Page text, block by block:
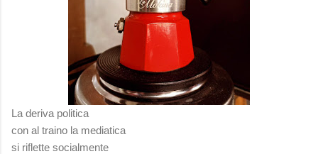
La deriva politica
con al traino la mediatica
si riflette socialmente